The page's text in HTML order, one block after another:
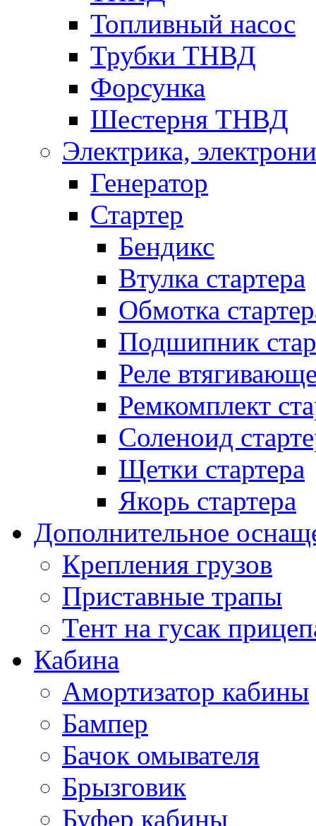
Топливный насос
Трубки ТНВД
Форсунка
Шестерня ТНВД
Электрика,
Генератор
Стартер
Бендикс
Втулка стартера
Обмотка
Подшипник
Реле
Ремкомплект
Соленоид
Щетки стартера
Якорь стартера
Дополнительное
Крепления грузов
Приставные трапы
Тент на гусак
Кабина
Амортизатор кабины
Бампер
Бачок омывателя
Брызговик
Буфер кабины